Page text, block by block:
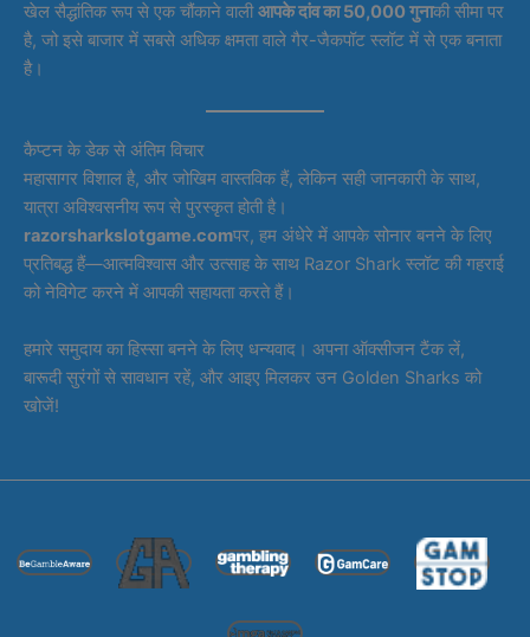
खेल सैद्धांतिक रूप से एक चौंकाने वालीआपके दांव का 50,000 गुनाकी सीमा पर
है, जो इसे बाजार में सबसे अधिक क्षमता वाले गैर-जैकपॉट स्लॉट में से एक बनाता
है।
कैप्टन के डेक से अंतिम विचार
महासागर विशाल है, और जोखिम वास्तविक हैं, लेकिन सही जानकारी के साथ,
यात्रा अविश्वसनीय रूप से पुरस्कृत होती है।
razorsharkslotgame.comपर, हम अंधेरे में आपके सोनार बनने के लिए
प्रतिबद्ध हैं—आत्मविश्वास और उत्साह के साथ Razor Shark स्लॉट की गहराई
को नेविगेट करने में आपकी सहायता करते हैं।
हमारे समुदाय का हिस्सा बनने के लिए धन्यवाद। अपना ऑक्सीजन टैंक लें,
बारूदी सुरंगों से सावधान रहें, और आइए मिलकर उन Golden Sharks को
खोजें!